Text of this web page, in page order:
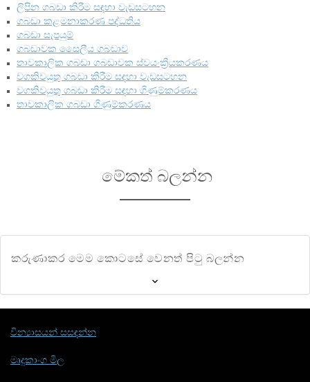
ලිපින ගබඩා කිරීම සඳහා වැඩසටහන
ගබඩා කළමනාකරණ පද්ධතිය
ගබඩා සැපයුම්
ගබඩාවක සෛලීය ගබඩාව
තාවකාලික ගබඩා ගබඩාවක ස්වයංක්‍රීයකරණය
වගකිවයුතු ගබඩා කිරීම සඳහා වැඩසටහන
වගකිවයුතු ගබඩා කිරීම සඳහා ගිණුම්කරණය
තාවකාලික ගබඩා ගිණුම්කරණය
මේකත් බලන්න
කරුණාකර මෙම කොටසේ වෙනත් පිටු බලන්න
වින්‍යාසයන් සසඳන්න
මෘදුකාංග මිල